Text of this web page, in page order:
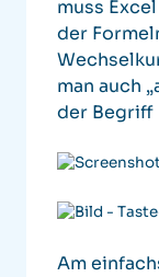
muss
der
man auch
der Begriff
Am